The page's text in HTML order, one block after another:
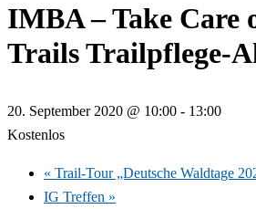
IMBA – Take Care
Trails Trailpflege-
20. September 2020 @ 10:00 - 13:00
Kostenlos
« Trail-Tour „Deutsche Waldtage
IG Treffen »